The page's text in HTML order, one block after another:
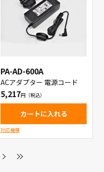
PA-AD-600A
ACアダプター 電源コード
5,217
カートに入れる
対応機種